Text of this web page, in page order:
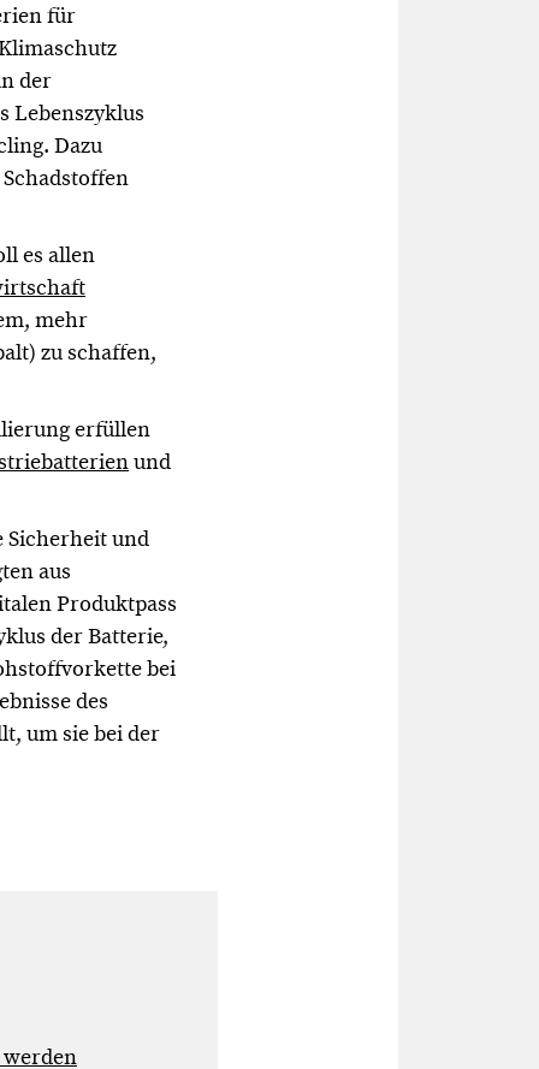
für
der
Lebenszyklus
Dazu
es allen
mehr
zu schaffen,
erfüllen
und
Sicherheit und
aus
Produktpass
der Batterie,
bei
des
um sie bei der